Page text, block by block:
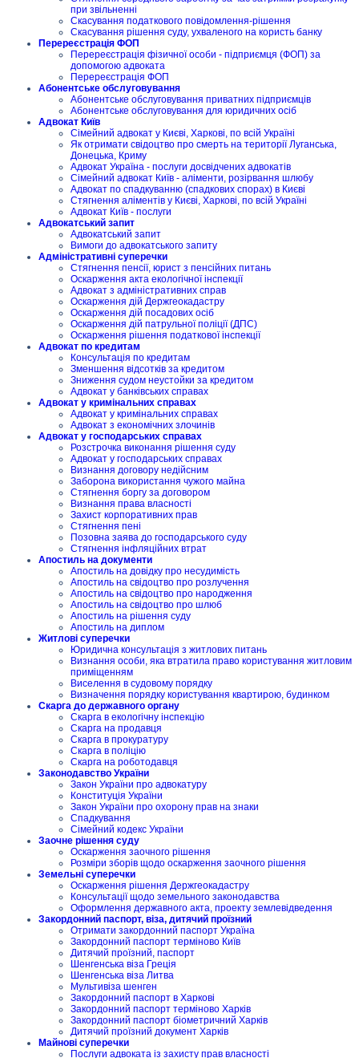
при звільненні
Скасування податкового повідомлення-рішення
Скасування рішення суду, ухваленого на користь банку
Перереєстрація ФОП
Перереєстрація фізичної особи - підприємця (ФОП) за
допомогою адвоката
Перереєстрація ФОП
Абонентське обслуговування
Абонентське обслуговування приватних підприємців
Абонентське обслуговування для юридичних осіб
Адвокат Київ
Сімейний адвокат у Києві, Харкові, по всій Україні
Як отримати свідоцтво про смерть на території Луганська,
Донецька, Криму
Адвокат Україна - послуги досвідчених адвокатів
Сімейний адвокат Київ - аліменти, розірвання шлюбу
Адвокат по спадкуванню (спадкових спорах) в Києві
Стягнення аліментів у Києві, Харкові, по всій Україні
Адвокат Київ - послуги
Адвокатський запит
Адвокатський запит
Вимоги до адвокатського запиту
Адміністративні суперечки
Стягнення пенсії, юрист з пенсійних питань
Оскарження акта екологічної інспекції
Адвокат з адміністративних справ
Оскарження дій Держгеокадастру
Оскарження дій посадових осіб
Оскарження дій патрульної поліції (ДПС)
Оскарження рішення податкової інспекції
Адвокат по кредитам
Консультація по кредитам
Зменшення відсотків за кредитом
Зниження судом неустойки за кредитом
Адвокат у банківських справах
Адвокат у кримінальних справах
Адвокат у кримінальних справах
Адвокат з економічних злочинів
Адвокат у господарських справах
Розстрочка виконання рішення суду
Адвокат у господарських справах
Визнання договору недійсним
Заборона використання чужого майна
Стягнення боргу за договором
Визнання права власності
Захист корпоративних прав
Стягнення пені
Позовна заява до господарського суду
Стягнення інфляційних втрат
Апостиль на документи
Апостиль на довідку про несудимість
Апостиль на свідоцтво про розлучення
Апостиль на свідоцтво про народження
Апостиль на свідоцтво про шлюб
Апостиль на рішення суду
Апостиль на диплом
Житлові суперечки
Юридична консультація з житлових питань
Визнання особи, яка втратила право користування житловим
приміщенням
Виселення в судовому порядку
Визначення порядку користування квартирою, будинком
Скарга до державного органу
Скарга в екологічну інспекцію
Скарга на продавця
Скарга в прокуратуру
Скарга в поліцію
Скарга на роботодавця
Законодавство України
Закон України про адвокатуру
Конституція України
Закон України про охорону прав на знаки
Спадкування
Сімейний кодекс України
Заочне рішення суду
Оскарження заочного рішення
Розміри зборів щодо оскарження заочного рішення
Земельні суперечки
Оскарження рішення Держгеокадастру
Консультації щодо земельного законодавства
Оформлення державного акта, проекту землевідведення
Закордонний паспорт, віза, дитячий проїзний
Отримати закордонний паспорт Україна
Закордонний паспорт терміново Київ
Дитячий проїзний, паспорт
Шенгенська віза Греція
Шенгенська віза Литва
Мультивіза шенген
Закордонний паспорт в Харкові
Закордонний паспорт терміново Харків
Закордонний паспорт біометричний Харків
Дитячий проїзний документ Харків
Майнові суперечки
Послуги адвоката із захисту прав власності